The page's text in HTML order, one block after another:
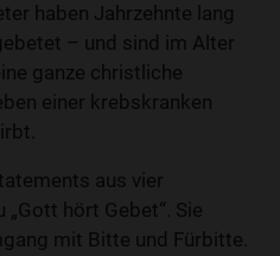
haben Jahrzehnte lang
– und sind im Alter
ganze christliche
einer krebskranken
aus vier
hört Gebet“. Sie
mit Bitte und Fürbitte.